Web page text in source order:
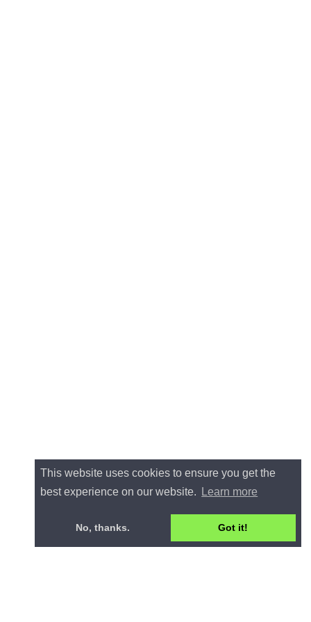
This website uses cookies to ensure you get the
best experience on our website.
Learn more
No, thanks. Got it!